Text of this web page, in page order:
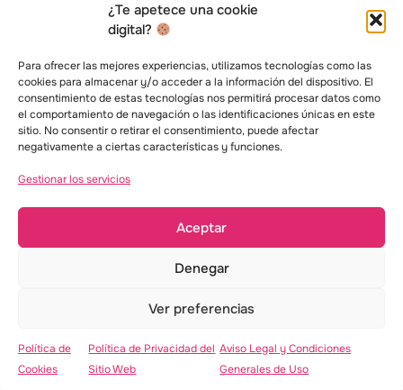
¿Te apetece una cookie
digital?
Para ofrecer las mejores experiencias, utilizamos tecnologías como las
cookies para almacenar y/o acceder a la información del dispositivo. El
consentimiento de estas tecnologías nos permitirá procesar datos como
el comportamiento de navegación o las identificaciones únicas en este
sitio. No consentir o retirar el consentimiento, puede afectar
negativamente a ciertas características y funciones.
Gestionar los servicios
Aceptar
Denegar
Ver preferencias
Política de
Cookies
Política de Privacidad del
Sitio Web
Aviso Legal y Condiciones
Generales de Uso
Política de Privacidad
Política de Cookies
Aviso Legal
branding para clientes locales e internacionales.
© 2025 Cristina Segura Toro – Ilustradora y
diseñadora.